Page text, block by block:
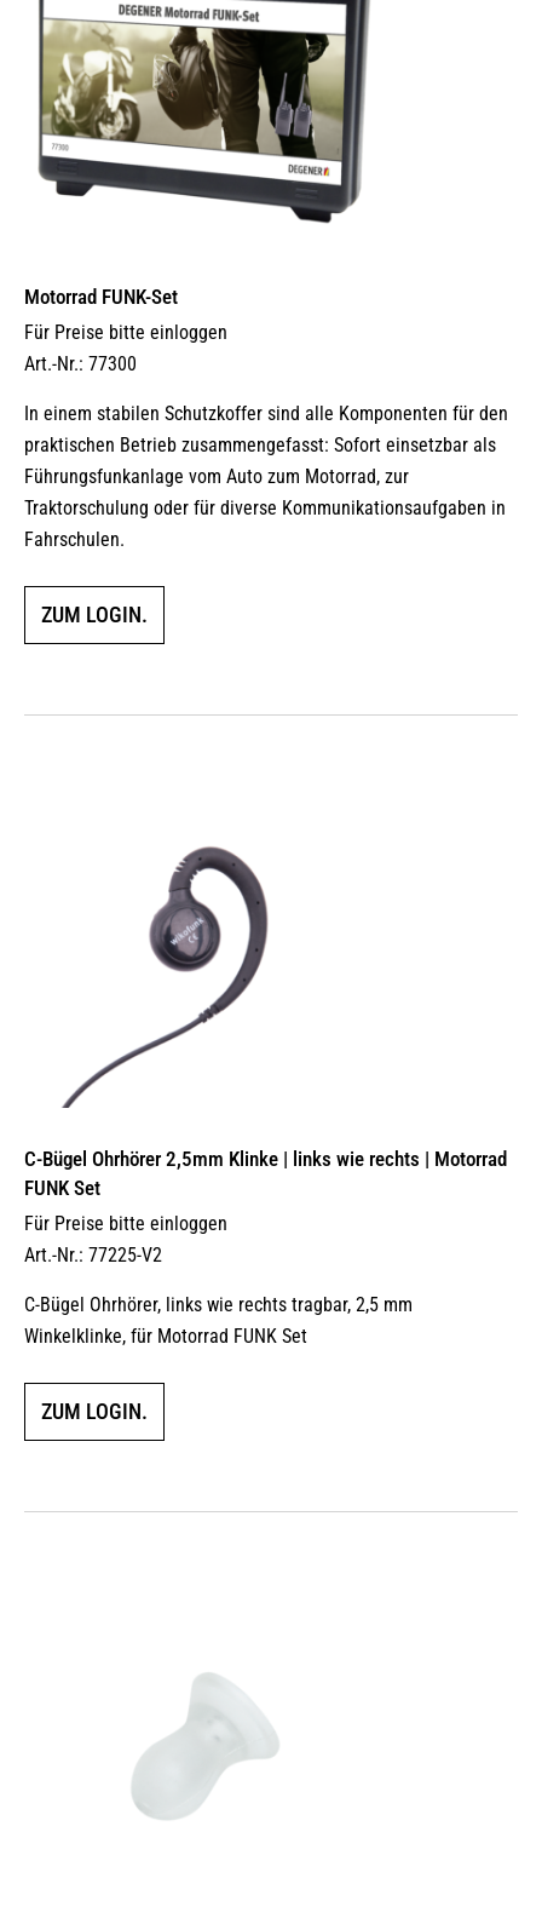
Motorrad FUNK-Set
Für Preise bitte einloggen
Art.-Nr.: 77300
In einem stabilen Schutzkoffer sind alle Komponenten für den
praktischen Betrieb zusammengefasst: Sofort einsetzbar als
Führungsfunkanlage vom Auto zum Motorrad, zur
Traktorschulung oder für diverse Kommunikationsaufgaben in
Fahrschulen.
ZUM LOGIN.
C-Bügel Ohrhörer 2,5mm Klinke | links wie rechts | Motorrad
FUNK Set
Für Preise bitte einloggen
Art.-Nr.: 77225-V2
C-Bügel Ohrhörer, links wie rechts tragbar, 2,5 mm
Winkelklinke, für Motorrad FUNK Set
ZUM LOGIN.